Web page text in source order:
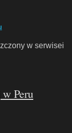
w serwisei
Peru